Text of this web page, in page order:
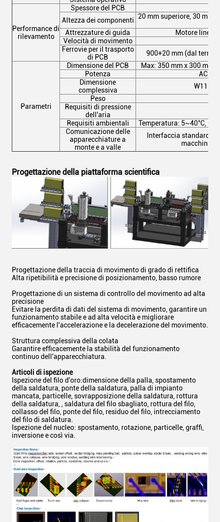
Performance di
rilevamento
Spessore del PCB
Altezza dei componenti
20 mm superiore, 30 mm
Attrezzature di guida
Motore
Velocità di movimento
Ferrovie per il trasporto
di PCB
900+20 mm (dal
Parametri
Dimensione del PCB
Max: 350 mm x 300 mm
Potenza
Dimensione
complessiva
Peso
Requisiti di pressione
dell'aria
Requisiti ambientali
Temperatura: 5~40°C,
Comunicazione delle
apparecchiature a
monte e a valle
Interfaccia standard
macchina
Progettazione della piattaforma scientifica
Progettazione della traccia di movimento di grado di rettifica
Alta ripetibilità e precisione di posizionamento, basso rumore
Progettazione di un sistema di controllo del movimento ad alta
precisione
Evitare la perdita di dati del sistema di movimento, garantire un
funzionamento stabile e ad alta velocità e migliorare
efficacemente l'accelerazione e la decelerazione del movimento.
Struttura complessiva della colata
Garantire efficacemente la stabilità del funzionamento
continuo dell'apparecchiatura.
Articoli di ispezione
Ispezione del filo d'oro:dimensione della palla, spostamento
della saldatura, ponte della saldatura, palla di impianto
mancata, particelle, sovrapposizione della saldatura, rottura
della saldatura, , saldatura del filo sbagliato, rottura del filo,
collasso del filo, ponte del filo, residuo del filo, intrecciamento
del filo di saldatura.
Ispezione del nucleo: spostamento, rotazione, particelle, graffi,
inversione e così via.